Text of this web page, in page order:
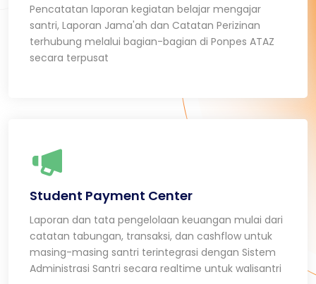
Pencatatan laporan kegiatan belajar mengajar
santri, Laporan Jama'ah dan Catatan Perizinan
terhubung melalui bagian-bagian di Ponpes ATAZ
secara terpusat
Student Payment Center
Laporan dan tata pengelolaan keuangan mulai dari
catatan tabungan, transaksi, dan cashflow untuk
masing-masing santri terintegrasi dengan Sistem
Administrasi Santri secara realtime untuk walisantri